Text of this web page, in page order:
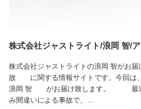
株式会社ジャストライト/浪岡 智/
株式会社ジャストライトの浪岡 智がお
故 に関する情報サイトです。今回は
浪岡 智 がお届け致します。 最近
み間違いによる事故で、…